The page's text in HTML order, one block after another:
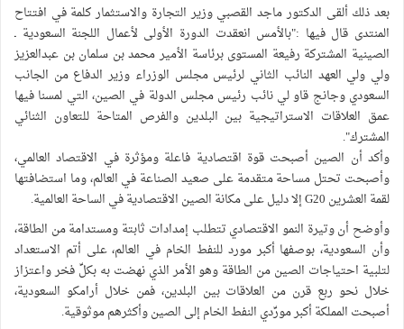
بعد ذلك ألقى الدكتور ماجد القصبي وزير التجارة والاستثمار كلمة في افتتاح
المنتدى قال فيها :"بالأمس انعقدت الدورة الأولى لأعمال اللجنة السعودية ـ
الصينية المشتركة رفيعة المستوى برئاسة الأمير محمد بن سلمان بن عبدالعزيز
ولي ولي العهد النائب الثاني لرئيس مجلس الوزراء وزير الدفاع من الجانب
السعودي وجانج قاو لي نائب رئيس مجلس الدولة في الصين، التي لمسنا فيها
عمق العلاقات الاستراتيجية بين البلدين والفرص المتاحة للتعاون الثنائي
المشترك".
وأكد أن الصين أصبحت قوة اقتصادية فاعلة ومؤثرة في الاقتصاد العالمي،
وأصبحت تحتل مساحة متقدمة على صعيد الصناعة في العالم، وما استضافتها
لقمة العشرين G20 إلا دليل على مكانة الصين الاقتصادية في الساحة العالمية.
وأوضح أن وتيرة النمو الاقتصادي تتطلب إمدادات ثابتة ومستدامة من الطاقة،
وأن السعودية، بوصفها أكبر مورد للنفط الخام في العالم، على أتم الاستعداد
لتلبية احتياجات الصين من الطاقة وهو الأمر الذي نهضت به بكلِّ فخر واعتزاز
خلال نحو ربع قرن من العلاقات بين البلدين، فمن خلال أرامكو السعودية،
أصبحت المملكة أكبر مورِّدي النفط الخام إلى الصين وأكثرهم موثوقية.